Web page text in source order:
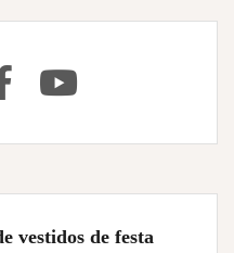
vestidos de festa